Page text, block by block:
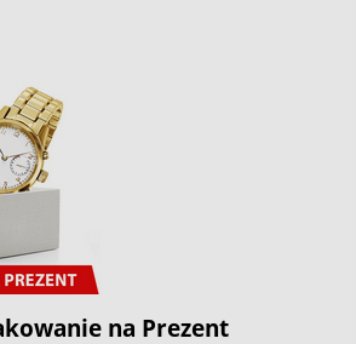
na Prezent